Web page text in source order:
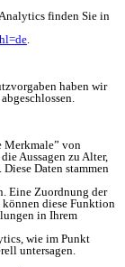
finden Sie in
haben wir
Merkmale” von
Aussagen zu Alter,
Daten stammen
Eine Zuordnung der
diese Funktion
in Ihrem
wie im Punkt
untersagen.